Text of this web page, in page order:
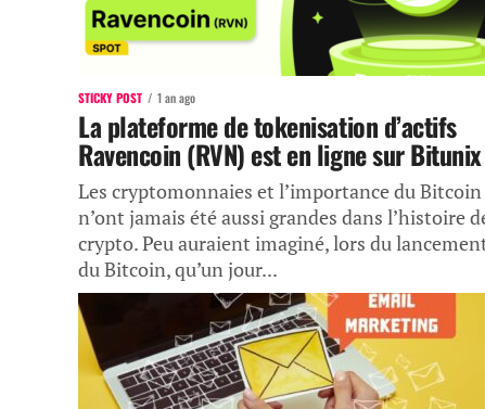
STICKY POST 1 an ago
La plateforme de tokenisation d’actifs
Ravencoin (RVN) est en ligne sur Bitunix
Les cryptomonnaies et l’importance du Bitcoin
n’ont jamais été aussi grandes dans l’histoire
crypto. Peu auraient imaginé, lors du
du Bitcoin, qu’un jour...